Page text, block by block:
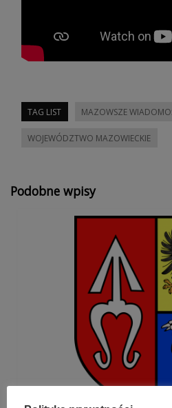
TAG LIST MAZOWSZE
WOJEWÓDZTWO MAZOWIECKIE
Podobne wpisy